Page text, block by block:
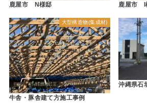
鹿屋市 N様邸 鹿屋市 I
大型構造物(集成材)
牛舎・豚舎建て方施工事例
沖縄県石